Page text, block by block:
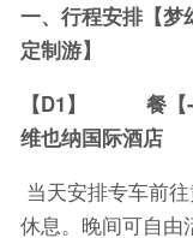
一、 行程安排【梦
定制游】
【D1】
维也纳国际酒店
当天安排专车前
休息。晚间可自由